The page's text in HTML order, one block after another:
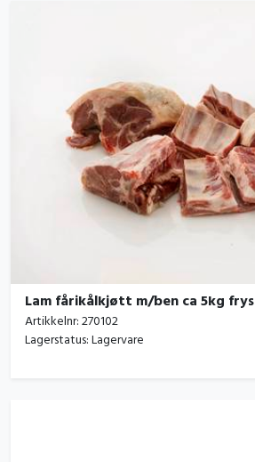
Lam fårikålkjøtt m/ben ca 5kg frys
Artikkelnr:270102
Lagerstatus:Lagervare